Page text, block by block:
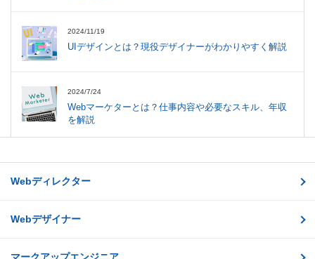
2024/11/19
UIデザインとは？現役デザイナーがわかりやすく解説
2024/7/24
Webマーケターとは？仕事内容や必要なスキル、年収
を解説
Webディレクター
Webデザイナー